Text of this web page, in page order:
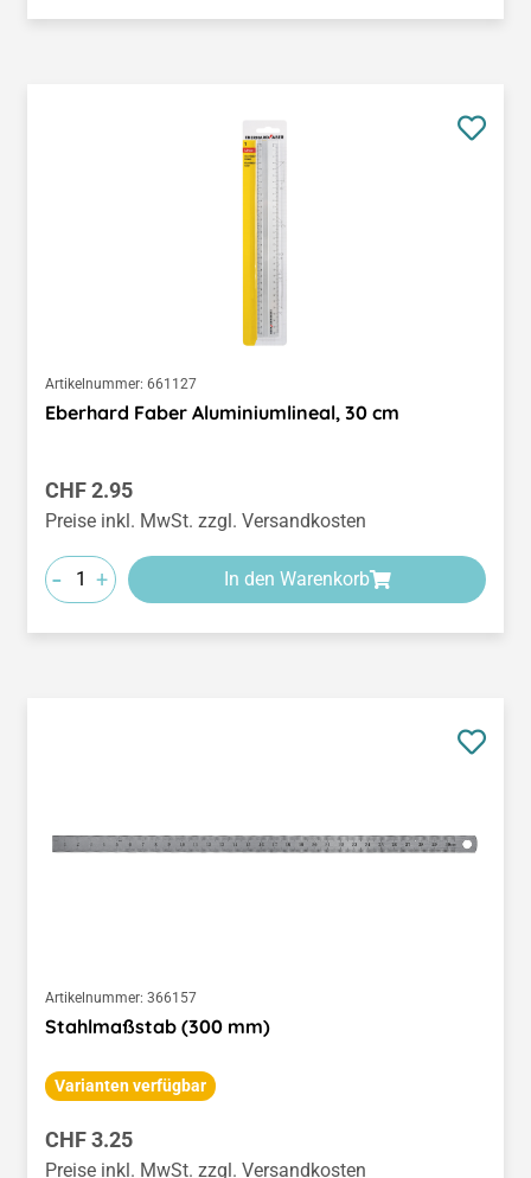
Artikelnummer: 661127
Eberhard Faber Aluminiumlineal, 30 cm
Regulärer Preis:
CHF 2.95
Preise inkl. MwSt. zzgl. Versandkosten
- + In den Warenkorb
Artikelnummer: 366157
Stahlmaßstab (300 mm)
Varianten verfügbar
Regulärer Preis:
CHF 3.25
Preise inkl. MwSt. zzgl. Versandkosten